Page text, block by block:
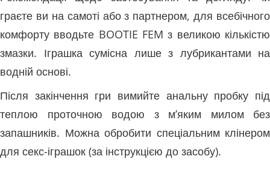
граєте ви на самоті або з партнером, для всебічного
комфорту вводьте BOOTIE FEM з великою кількістю
змазки. Іграшка сумісна лише з лубрикантами на
водній основі.
Після закінчення гри вимийте анальну пробку під
теплою проточною водою з м’яким милом без
запашників. Можна обробити спеціальним клінером
для секс-іграшок (за інструкцією до засобу).